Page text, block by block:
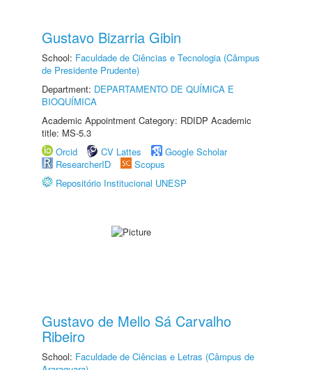
Gustavo Bizarria Gibin
School: Faculdade de Ciências e Tecnologia (Câmpus
de Presidente Prudente)
Department: DEPARTAMENTO DE QUÍMICA E
BIOQUÍMICA
Academic Appointment Category: RDIDP Academic
title: MS-5.3
Orcid
CV Lattes
Google Scholar
ResearcherID
Scopus
Repositório Institucional UNESP
Gustavo de Mello Sá Carvalho
Ribeiro
School: Faculdade de Ciências e Letras (Câmpus de